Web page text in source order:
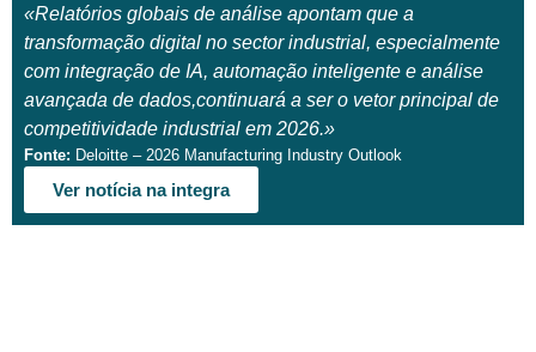
«Relatórios globais de análise apontam que a
transformação digital no sector industrial, especialmente
com integração de IA, automação inteligente e análise
avançada de dados,continuará a ser o vetor principal de
competitividade industrial em 2026.»
Fonte: Deloitte – 2026 Manufacturing Industry Outlook
Ver notícia na integra